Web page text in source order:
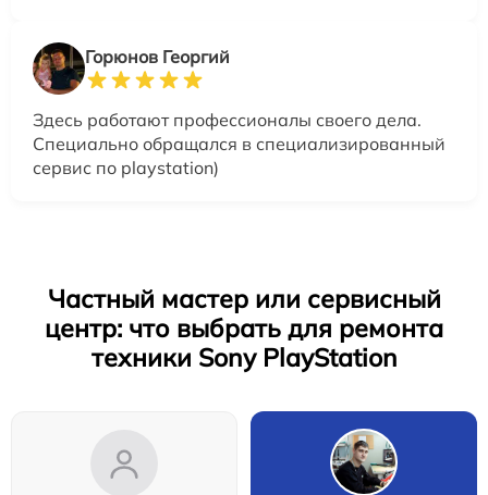
Горюнов Георгий
Здесь работают профессионалы своего дела.
Специально обращался в специализированный
сервис по playstation)
Частный мастер или сервисный
центр: что выбрать для ремонта
техники Sony PlayStation